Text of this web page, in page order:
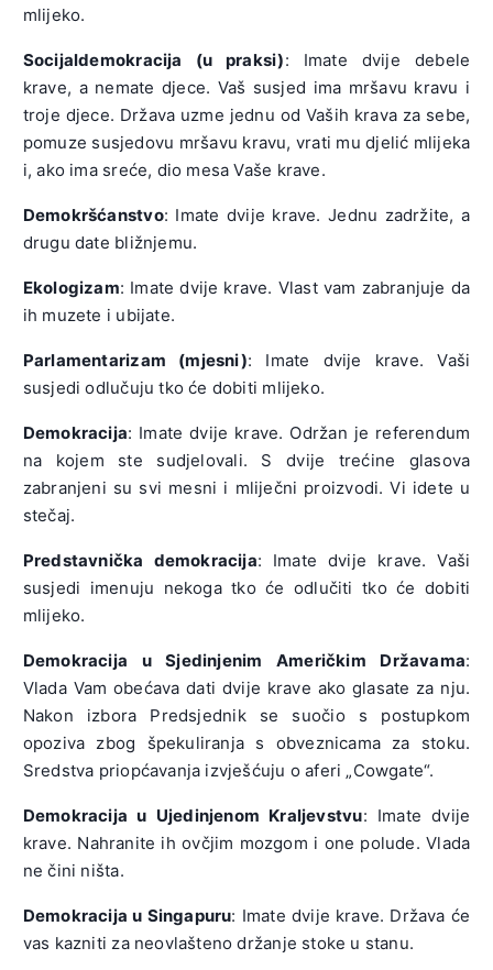
mlijeko.
Socijaldemokracija (u praksi): Imate dvije debele
krave, a nemate djece. Vaš susjed ima mršavu kravu i
troje djece. Država uzme jednu od Vaših krava za sebe,
pomuze susjedovu mršavu kravu, vrati mu djelić mlijeka
i, ako ima sreće, dio mesa Vaše krave.
Demokršćanstvo: Imate dvije krave. Jednu zadržite, a
drugu date bližnjemu.
Ekologizam: Imate dvije krave. Vlast vam zabranjuje da
ih muzete i ubijate.
Parlamentarizam (mjesni): Imate dvije krave. Vaši
susjedi odlučuju tko će dobiti mlijeko.
Demokracija: Imate dvije krave. Održan je referendum
na kojem ste sudjelovali. S dvije trećine glasova
zabranjeni su svi mesni i mliječni proizvodi. Vi idete u
stečaj.
Predstavnička demokracija: Imate dvije krave. Vaši
susjedi imenuju nekoga tko će odlučiti tko će dobiti
mlijeko.
Demokracija u Sjedinjenim Američkim Državama:
Vlada Vam obećava dati dvije krave ako glasate za nju.
Nakon izbora Predsjednik se suočio s postupkom
opoziva zbog špekuliranja s obveznicama za stoku.
Sredstva priopćavanja izvješćuju o aferi „Cowgate“.
Demokracija u Ujedinjenom Kraljevstvu: Imate dvije
krave. Nahranite ih ovčjim mozgom i one polude. Vlada
ne čini ništa.
Demokracija u Singapuru: Imate dvije krave. Država će
vas kazniti za neovlašteno držanje stoke u stanu.